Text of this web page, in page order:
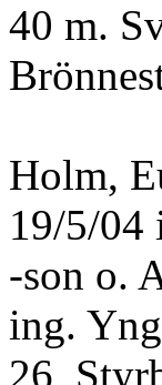
40 m.
Holm,
19/5/04
-son o.
ing.
26,